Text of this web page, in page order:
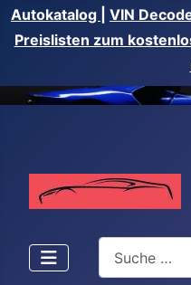
Autokatalog VIN
Preislisten zum